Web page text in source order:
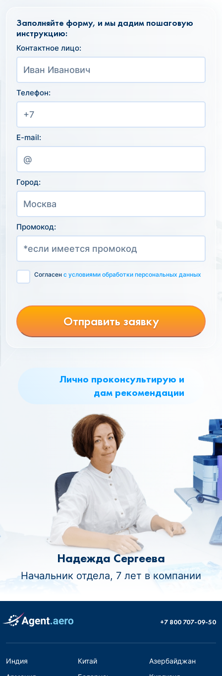
Лично проконсультирую и
дам рекомендации
Надежда Сергеева
Начальник отдела, 7 лет в компании
Заполняйте форму, и мы дадим пошаговую
инструкцию:
Контактное лицо:
Телефон:
E-mail:
Город:
Промокод:
Согласен с условиями обработки персональных данных
Отправить заявку
+7 800 707-09-50
Индия Китай
Азербайджан